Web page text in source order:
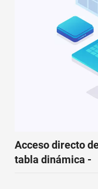
Acceso directo
tabla dinámica -